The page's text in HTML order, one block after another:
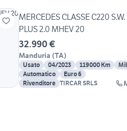
MERCEDES CLASSE C220
PLUS 2.0 MHEV 20
32.990 €
Manduria (TA)
Usato 04/2023 119000 Km
Automatico
Euro 6
Rivenditore TIRCAR SRLS